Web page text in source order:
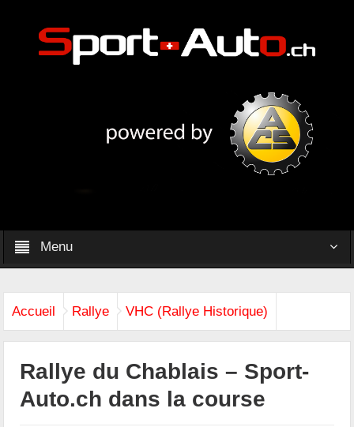
Menu
Accueil Rallye VHC (Rallye Historique)
Rallye du Chablais – Sport-
Auto.ch dans la course